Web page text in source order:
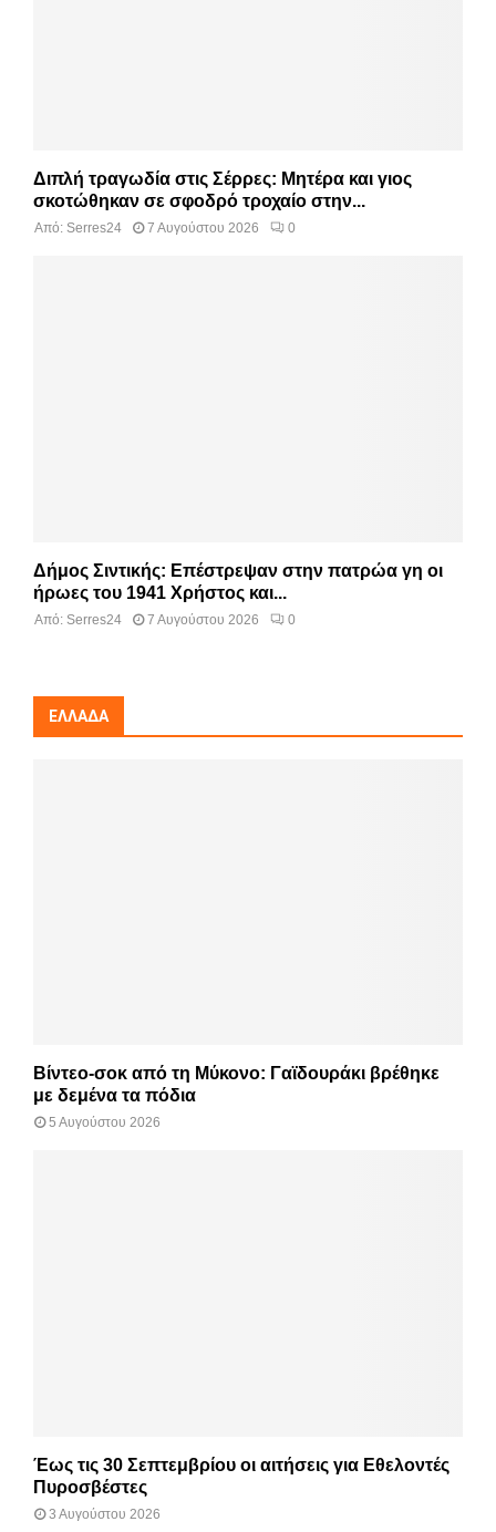
Διπλή τραγωδία στις Σέρρες: Μητέρα και γιος
σκοτώθηκαν σε σφοδρό τροχαίο στην...
Από: Serres24 7 Αυγούστου 2026 0
Δήμος Σιντικής: Επέστρεψαν στην πατρώα γη οι
ήρωες του 1941 Χρήστος και...
Από: Serres24 7 Αυγούστου 2026 0
ΕΛΛΆΔΑ
Βίντεο-σοκ από τη Μύκονο: Γαϊδουράκι βρέθηκε
με δεμένα τα πόδια
5 Αυγούστου 2026
Έως τις 30 Σεπτεμβρίου οι αιτήσεις για Εθελοντές
Πυροσβέστες
3 Αυγούστου 2026